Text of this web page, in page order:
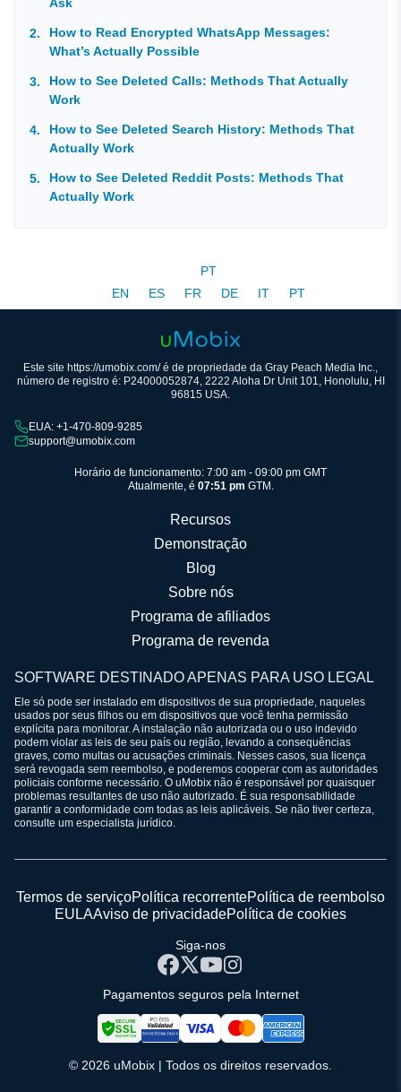
Ask
How to Read Encrypted WhatsApp Messages:
What’s Actually Possible
How to See Deleted Calls: Methods That Actually
Work
How to See Deleted Search History: Methods That
Actually Work
How to See Deleted Reddit Posts: Methods That
Actually Work
PT
EN
ES FR DE IT PT
Este site https://umobix.com/ é de propriedade da Gray Peach Media Inc.,
número de registro é: P24000052874, 2222 Aloha Dr Unit 101, Honolulu, HI
96815 USA.
EUA: +1-470-809-9285
support@umobix.com
Horário de funcionamento: 7:00 am - 09:00 pm GMT
Atualmente, é 07:51 pm GTM.
Recursos
Demonstração
Blog
Sobre nós
Programa de afiliados
Programa de revenda
SOFTWARE DESTINADO APENAS PARA USO LEGAL
Ele só pode ser instalado em dispositivos de sua propriedade, naqueles
usados por seus filhos ou em dispositivos que você tenha permissão
explícita para monitorar. A instalação não autorizada ou o uso indevido
podem violar as leis de seu país ou região, levando a consequências
graves, como multas ou acusações criminais. Nesses casos, sua licença
será revogada sem reembolso, e poderemos cooperar com as autoridades
policiais conforme necessário. O uMobix não é responsável por quaisquer
problemas resultantes de uso não autorizado. É sua responsabilidade
garantir a conformidade com todas as leis aplicáveis. Se não tiver certeza,
consulte um especialista jurídico.
Termos de serviçoPolítica recorrentePolítica de reembolso
EULAAviso de privacidadePolítica de cookies
Siga-nos
Pagamentos seguros pela Internet
© 2026 uMobix | Todos os direitos reservados.